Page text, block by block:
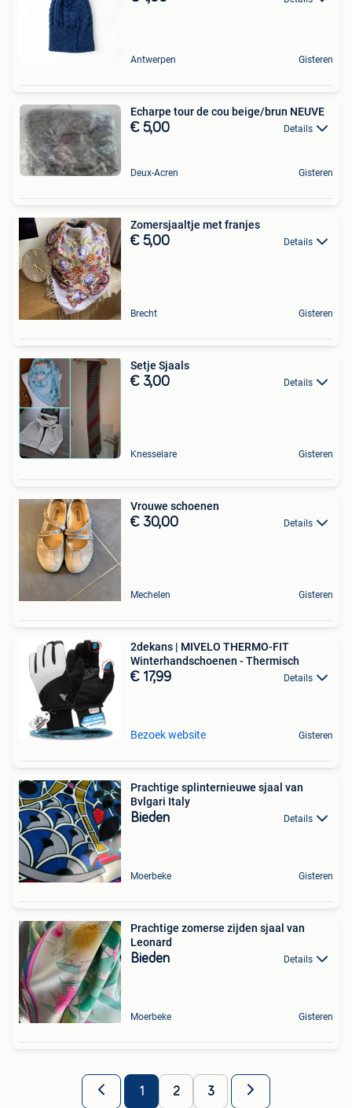
Antwerpen Gisteren
Echarpe tour de cou beige/brun NEUVE
€ 5,00 Details
Deux-Acren Gisteren
Zomersjaaltje met franjes
€ 5,00 Details
Brecht Gisteren
Setje Sjaals
€ 3,00 Details
Knesselare Gisteren
Vrouwe schoenen
€ 30,00 Details
Mechelen Gisteren
2dekans | MIVELO THERMO-FIT
Winterhandschoenen - Thermisch
€ 17,99 Details
Bezoek website Gisteren
Prachtige splinternieuwe sjaal van
Bvlgari Italy
Bieden Details
Moerbeke Gisteren
Prachtige zomerse zijden sjaal van
Leonard
Bieden Details
Moerbeke Gisteren
1 2 3